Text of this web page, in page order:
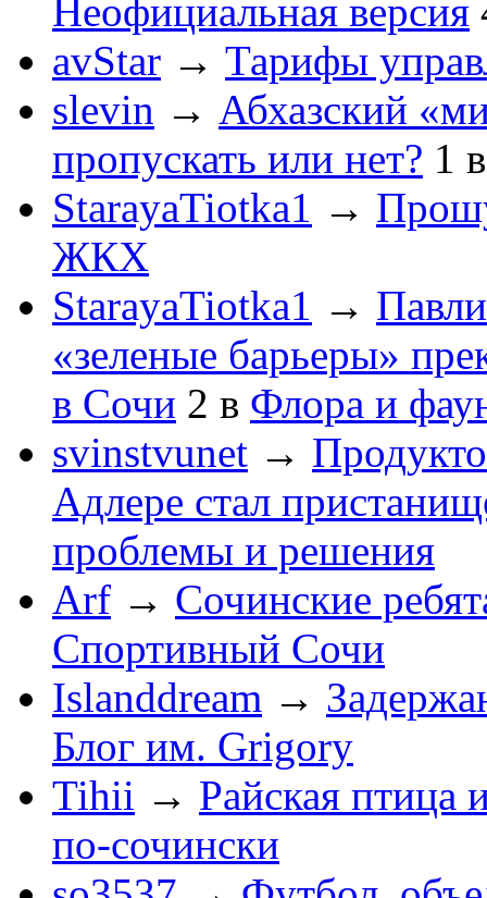
Неофициальная версия
avStar → Тарифы
slevin → Абхазский
пропускать или нет? 1
StarayaTiotka1 →
ЖКХ
StarayaTiotka1 →
«зеленые барьеры»
в Сочи 2 в Флора и
svinstvunet →
Адлере стал
проблемы и решения
Arf → Сочинские
Спортивный Сочи
Islanddream →
Блог им. Grigory
Tihii → Райская птица
по-cочински